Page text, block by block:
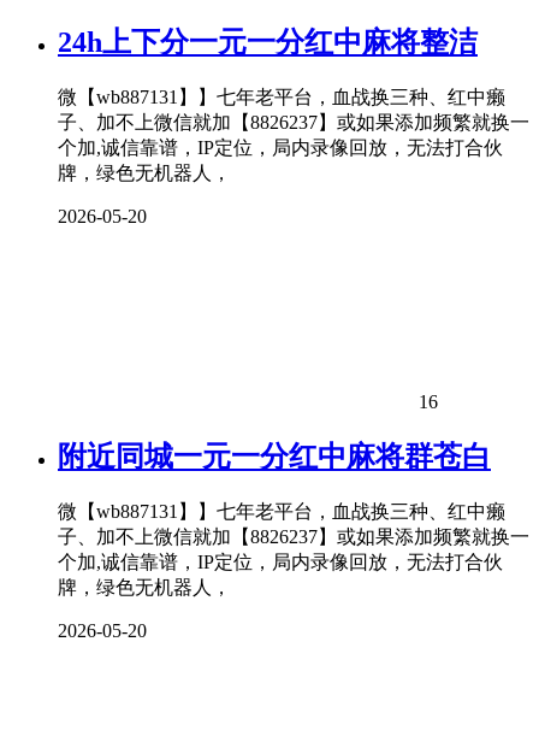
24h上下分一元一分红中麻将整洁
微【wb887131】】七年老平台，血战换三种、红中癞
子、加不上微信就加【8826237】或如果添加频繁就换一
个加,诚信靠谱，IP定位，局内录像回放，无法打合伙
牌，绿色无机器人，
2026-05-20
16
附近同城一元一分红中麻将群苍白
微【wb887131】】七年老平台，血战换三种、红中癞
子、加不上微信就加【8826237】或如果添加频繁就换一
个加,诚信靠谱，IP定位，局内录像回放，无法打合伙
牌，绿色无机器人，
2026-05-20